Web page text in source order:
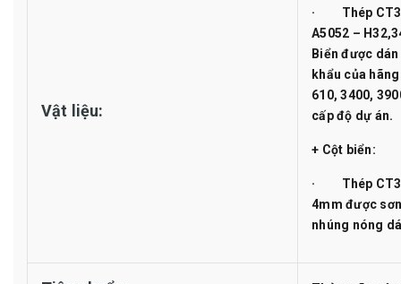
Vật liệu:
· Thép
A5052 –
Biển được
khẩu của
610, 3400,
cấp độ dự án.
+ Cột biển:
· Thép
4mm được
nhúng nóng